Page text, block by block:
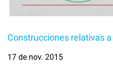
Construcciones relativas
17 de nov. 2015